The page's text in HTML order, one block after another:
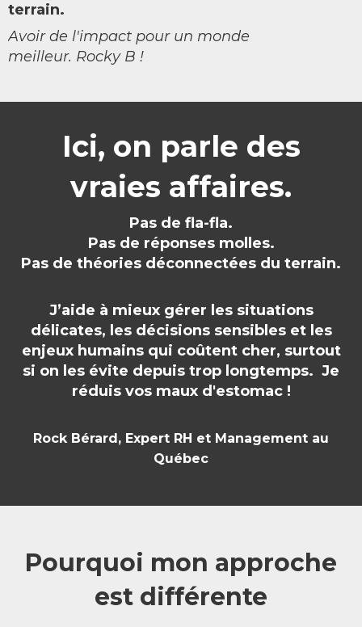
terrain.
Avoir de l'impact pour un monde
meilleur. Rocky B !
Ici, on parle des
vraies affaires.
Pas de fla-fla.
Pas de réponses molles.
Pas de théories déconnectées du terrain.
J’aide à mieux gérer les situations
délicates, les décisions sensibles et les
enjeux humains qui coûtent cher, surtout
si on les évite depuis trop longtemps. Je
réduis vos maux d'estomac !
Rock Bérard, Expert RH et Management au
Québec
Pourquoi mon approche
est différente